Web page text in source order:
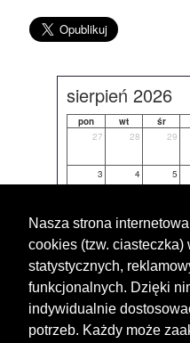
Nasza strona
cookies (tzw. ciasteczka)
statystycznych,
funkcjonalnych. Dzięki
indywidualnie
potrzeb. Każdy może
sierpień 2026
pon wt śr
27
28 29
3 4 5
17 18 19
24 25 26